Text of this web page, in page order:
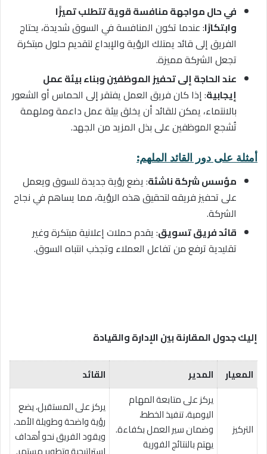
في حال مواجهة منافسة قوية تتطلب تميزًا
وابتكارًا: عندما تكون المنافسة في السوق شديدة، يحتاج
الفريق إلى قائد يمتلك الرؤية والإبداع لتقديم حلول مبتكرة
تجعل الشركة مميزة.
عند الحاجة إلى تحفيز الموظفين وبناء بيئة عمل
إيجابية: إذا كان فريق العمل يفتقر إلى الحماس أو الشعور
بالانتماء، يمكن للقائد أن يخلق بيئة عمل داعمة وملهمة
تُشجع الموظفين على بذل المزيد من الجهد.
أمثلة على دور القائد الملهم:
مؤسس شركة ناشئة: يضع رؤية جديدة للسوق ويعمل
على تحفيز فريقه لتحقيق هذه الرؤية، مما يساهم في نجاح
الشركة.
قائد فريق تسويق: يقدم حملات إعلانية مبتكرة وغير
تقليدية ترفع من تفاعل العملاء وتجذب انتباه السوق.
إليك جدول المقارنة بين الإدارة والقيادة
المعيار المدير القائد
التركيز
يركز على متابعة المهام
اليومية، تنفيذ الخطط،
وضمان سير العمل بكفاءة.
يهتم بالنتائج الفورية
يركز على المستقبل، يضع
رؤية واضحة وطويلة الأمد،
ويقود الفريق نحو أهداف